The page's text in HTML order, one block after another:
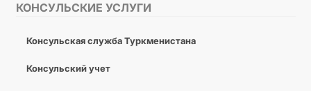
КОНСУЛЬСКИЕ УСЛУГИ
Консульская служба Туркменистана
Консульский учет